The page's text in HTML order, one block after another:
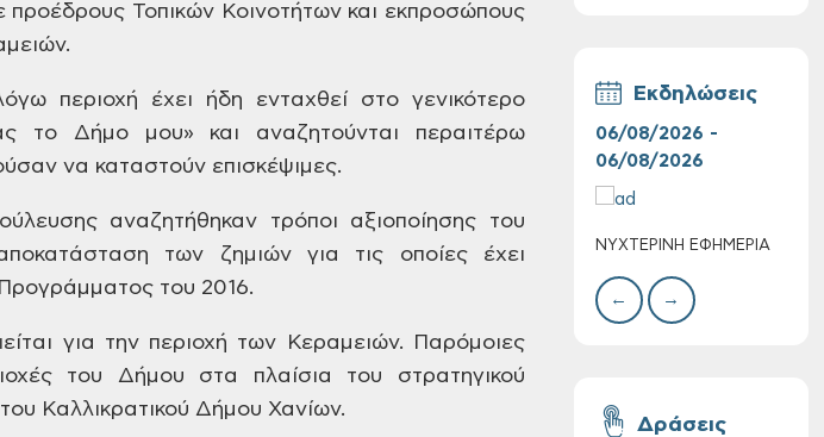
προέδρους Τοπικών Κοινοτήτων και εκπροσώπους
περιοχή έχει ήδη ενταχθεί στο γενικότερο
το Δήμο μου» και αναζητούνται περαιτέρω
να καταστούν επισκέψιμες.
αναζητήθηκαν τρόποι αξιοποίησης του
των ζημιών για τις οποίεςέχει
του 2016.
για την περιοχή των Κεραμειών. Παρόμοιες
του Δήμου στα πλαίσια του στρατηγικού
Καλλικρατικού Δήμου Χανίων.
Τακτική συνεδρίαση
Δημοτικής
Επιτροπής στις 10-
08-2026
Εκδηλώσεις
06/08/2026 -
06/08/2026
ΝΥΧΤΕΡΙΝΗ ΕΦΗΜΕΡΙΑ
← →
Δράσεις